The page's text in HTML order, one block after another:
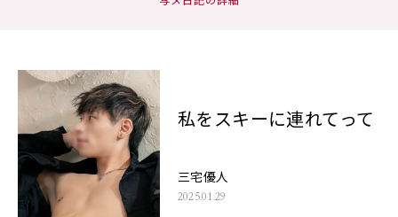
私をスキーに連れてって
三宅優人
2025.01.29